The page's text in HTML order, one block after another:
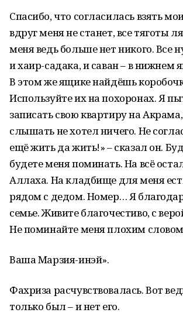
Спасибо, что согласилась взять
вдруг меня не станет, все тяготы
меня ведь больше нет никого. Все
и хаир-садака, и саван – в нижнем
В этом же ящике найдёшь
Используйте их на похоронах. Я
записать свою квартиру на
слышать не хотел ничего. Не
ещё жить да жить!» – сказал он.
будете меня поминать. На всё
Аллаха. На кладбище для меня
рядом с дедом. Номер… Я
семье. Живите благочестиво, с
Не поминайте меня плохим
Ваша Марзия-инэй».
Фахриза расчувствовалась. Вот
только был – и нет его.